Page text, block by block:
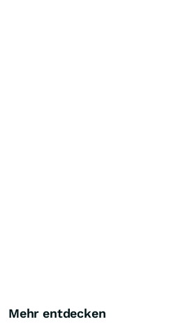
Mehr entdecken